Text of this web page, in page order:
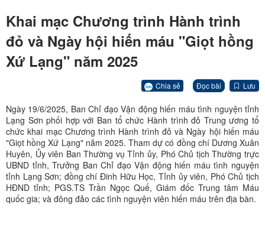
Khai mạc Chương trình Hành trình
đỏ và Ngày hội hiến máu "Giọt hồng
Xứ Lạng" năm 2025
Chia sẻ Đọc bài Lưu
Ngày 19/6/2025, Ban Chỉ đạo Vận động hiến máu tình nguyện tỉnh
Lạng Sơn phối hợp với Ban tổ chức Hành trình đỏ Trung ương tổ
chức khai mạc Chương trình Hành trình đỏ và Ngày hội hiến máu
"Giọt hồng Xứ Lạng" năm 2025. Tham dự có đồng chí Dương Xuân
Huyên, Ủy viên Ban Thường vụ Tỉnh ủy, Phó Chủ tịch Thường trực
UBND tỉnh, Trưởng Ban Chỉ đạo Vận động hiến máu tình nguyện
tỉnh Lạng Sơn; đồng chí Đinh Hữu Học, Tỉnh ủy viên, Phó Chủ tịch
HĐND tỉnh; PGS.TS Trần Ngọc Quế, Giám đốc Trung tâm Máu
quốc gia; và đông đảo các tình nguyện viên hiến máu trên địa bàn.